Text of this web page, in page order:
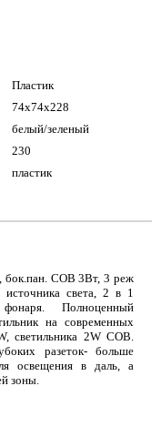
Пластик
74х74х228
белый/зеленый
230
пластик
COB 3Вт, 3 реж
света, 2 в 1
Полноценный
на современных
светильника 2W COB.
разеток- больше
освещения в даль, а
зоны.